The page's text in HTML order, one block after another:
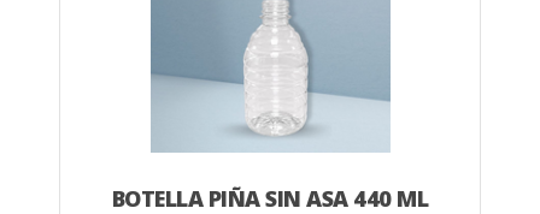
BOTELLA PIÑA SIN ASA 440 ML